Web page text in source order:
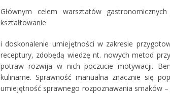
Głównym celem warsztatów
kształtowanie
i doskonalenie umiejętności w zakresie
receptury, zdobędą wiedzę nt. nowych metod
potraw rozwija w nich poczucie motywacji.
kulinarne. Sprawność manualna znacznie się
umiejętność sprawnego rozpoznawania smaków